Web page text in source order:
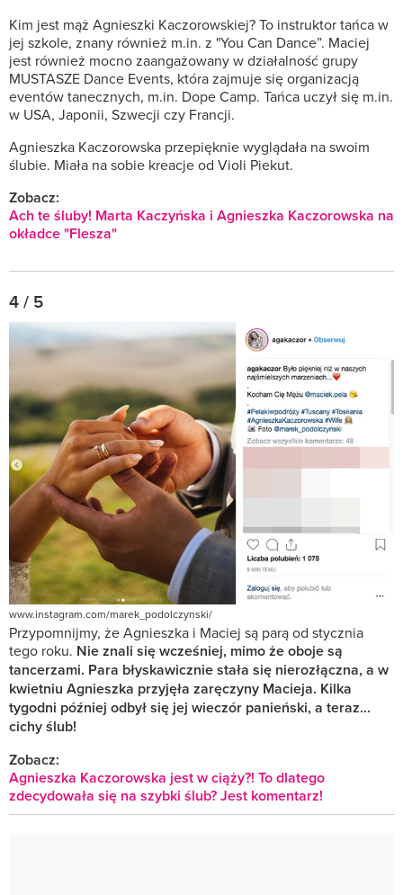
Kim jest mąż Agnieszki Kaczorowskiej? To instruktor tańca w
jej szkole, znany również m.in. z "You Can Dance”. Maciej
jest również mocno zaangażowany w działalność grupy
MUSTASZE Dance Events, która zajmuje się organizacją
eventów tanecznych, m.in. Dope Camp. Tańca uczył się m.in.
w USA, Japonii, Szwecji czy Francji.
Agnieszka Kaczorowska przepięknie wyglądała na swoim
ślubie. Miała na sobie kreacje od Violi Piekut.
Zobacz:
Ach te śluby! Marta Kaczyńska i Agnieszka Kaczorowska na
okładce "Flesza"
4 / 5
www.instagram.com/marek_podolczynski/
Przypomnijmy, że Agnieszka i Maciej są parą od stycznia
tego roku. Nie znali się wcześniej, mimo że oboje są
tancerzami. Para błyskawicznie stała się nierozłączna, a w
kwietniu Agnieszka przyjęła zaręczyny Macieja. Kilka
tygodni później odbył się jej wieczór panieński, a teraz...
cichy ślub!
Zobacz:
Agnieszka Kaczorowska jest w ciąży?! To dlatego
zdecydowała się na szybki ślub? Jest komentarz!